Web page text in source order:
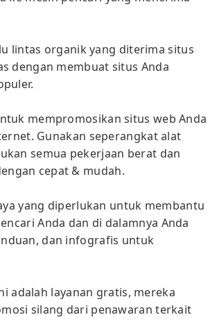
lintas organik yang diterima situs
dengan membuat situs Anda
mempromosikan situs web Anda
Gunakan seperangkat alat
semua pekerjaan berat dan
cepat & mudah.
yang diperlukan untuk membantu
Anda dan di dalamnya Anda
dan infografis untuk
adalah layanan gratis, mereka
silang dari penawaran terkait